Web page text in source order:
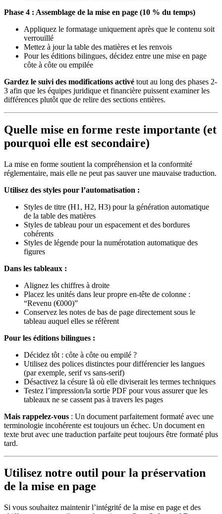
Phase 4 : Assemblage de la mise en page (10 % du temps)
Appliquez le formatage uniquement après que le contenu soit
verrouillé
Mettez à jour la table des matières et les renvois
Pour les éditions bilingues, décidez entre une mise en page
côte à côte ou empilée
Gardez le suivi des modifications activé tout au long des phases 2-
3 afin que les équipes juridique et financière puissent examiner les
différences plutôt que de relire des sections entières.
Quelle mise en forme reste importante (et
pourquoi elle est secondaire)
La mise en forme soutient la compréhension et la conformité
réglementaire, mais elle ne peut pas sauver une mauvaise traduction.
Utilisez des styles pour l’automatisation :
Styles de titre (H1, H2, H3) pour la génération automatique
de la table des matières
Styles de tableau pour un espacement et des bordures
cohérents
Styles de légende pour la numérotation automatique des
figures
Dans les tableaux :
Alignez les chiffres à droite
Placez les unités dans leur propre en-tête de colonne :
“Revenu (€000)”
Conservez les notes de bas de page directement sous le
tableau auquel elles se réfèrent
Pour les éditions bilingues :
Décidez tôt : côte à côte ou empilé ?
Utilisez des polices distinctes pour différencier les langues
(par exemple, serif vs sans-serif)
Désactivez la césure là où elle diviserait les termes techniques
Testez l’impression/la sortie PDF pour vous assurer que les
tableaux ne se cassent pas à travers les pages
Mais rappelez-vous : Un document parfaitement formaté avec une
terminologie incohérente est toujours un échec. Un document en
texte brut avec une traduction parfaite peut toujours être formaté plus
tard.
Utilisez notre outil pour la préservation
de la mise en page
Si vous souhaitez maintenir l’intégrité de la mise en page et des